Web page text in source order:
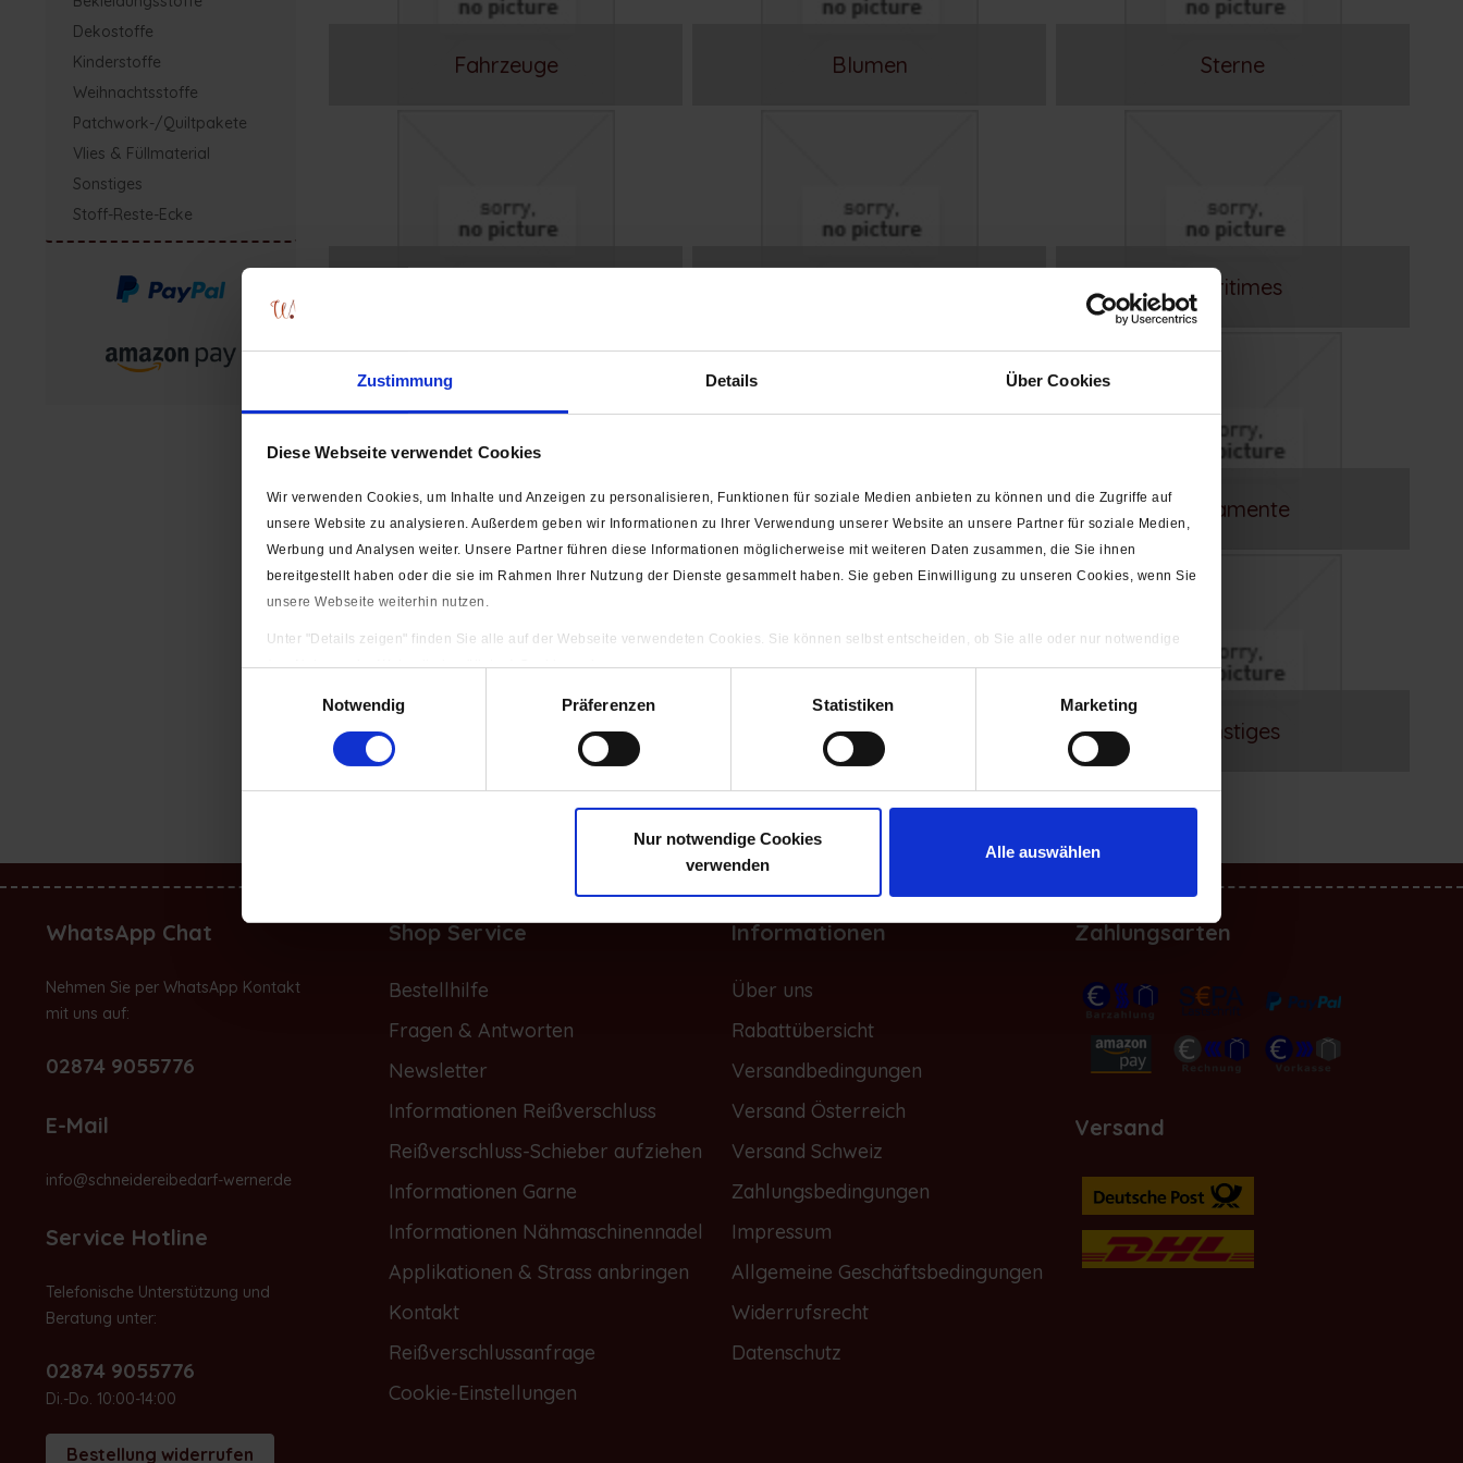
Zustimmung Details Über Cookies
Diese Webseite verwendet Cookies
Wir verwenden Cookies, um Inhalte und Anzeigen zu personalisieren, Funktionen für soziale Medien anbieten zu können und die Zugriffe auf
unsere Website zu analysieren. Außerdem geben wir Informationen zu Ihrer Verwendung unserer Website an unsere Partner für soziale Medien,
Werbung und Analysen weiter. Unsere Partner führen diese Informationen möglicherweise mit weiteren Daten zusammen, die Sie ihnen
bereitgestellt haben oder die sie im Rahmen Ihrer Nutzung der Dienste gesammelt haben. Sie geben Einwilligung zu unseren Cookies, wenn Sie
unsere Webseite weiterhin nutzen.
Unter "Details zeigen" finden Sie alle auf der Webseite verwendeten Cookies. Sie können selbst entscheiden, ob Sie alle oder nur notwendige
(zur Nutzung der Webseite benötigten) Cookies zulassen.
Impressum|Datenschutzerklärung
Notwendig
Präferenzen Statistiken Marketing
Nur notwendige Cookies
verwenden
Alle auswählen
Dekostoffe
Kinderstoffe
Weihnachtsstoffe
Patchwork-/Quiltpakete
Vlies & Füllmaterial
Sonstiges
Stoff-Reste-Ecke
Fahrzeuge Blumen Sterne
Maritimes
Karos Dreiecke Ornamente
Obst & Gemüse Weihnachten Sonstiges
WhatsApp Chat
Nehmen Sie per WhatsApp Kontakt
mit uns auf:
02874 9055776
E-Mail
info@schneidereibedarf-werner.de
Service Hotline
Telefonische Unterstützung und
Beratung unter:
02874 9055776
Di.-Do. 10:00-14:00
Bestellung widerrufen
Shop Service
Bestellhilfe
Fragen & Antworten
Newsletter
Informationen Reißverschluss
Reißverschluss-Schieber aufziehen
Informationen Garne
Informationen Nähmaschinennadel
Applikationen & Strass anbringen
Kontakt
Reißverschlussanfrage
Cookie-Einstellungen
Informationen
Über uns
Rabattübersicht
Versandbedingungen
Versand Österreich
Versand Schweiz
Zahlungsbedingungen
Impressum
Allgemeine Geschäftsbedingungen
Widerrufsrecht
Datenschutz
Zahlungsarten
Versand